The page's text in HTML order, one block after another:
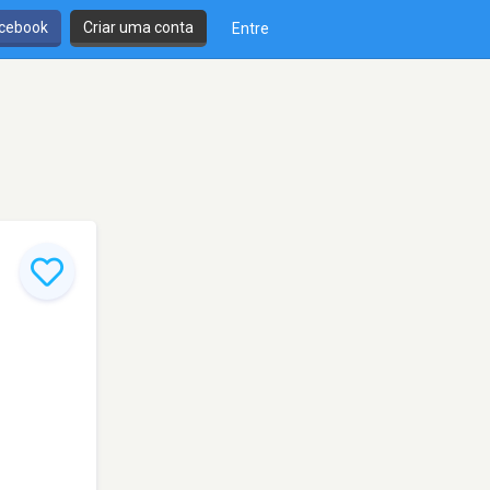
Criar uma conta Entre